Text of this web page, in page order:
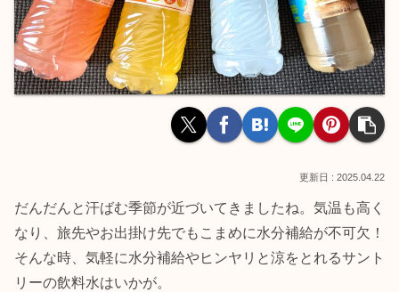
2025.04.22
だんだんと汗ばむ季節が近づいてきましたね。気温も高く
なり、旅先やお出掛け先でもこまめに水分補給が不可欠！
そんな時、気軽に水分補給やヒンヤリと涼をとれるサント
リーの飲料水はいかが。